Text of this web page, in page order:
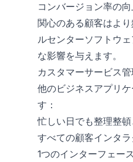
コンバージョン率の向
関心のある顧客はよ
ルセンターソフトウ
な影響を与えます。
カスタマーサービス
他のビジネスアプリ
す：
忙しい日でも整理整
すべての顧客インタ
1つのインターフェー